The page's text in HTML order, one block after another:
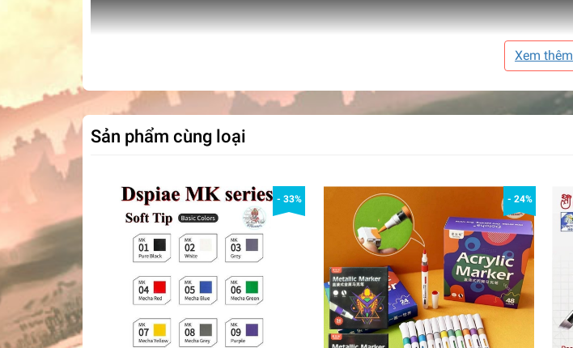
Dụng cụ bút sơn mô hình
Tên sản phẩm: bút tẩy sơn gundam marker remover
Hãng sản xuất: Mr.hobby japan
#dungcu #dochoi#mohinh #gundam #gunpla #marker #remover #paint #color
Xem thêm
Sản phẩm cùng loại
- 33% - 24%